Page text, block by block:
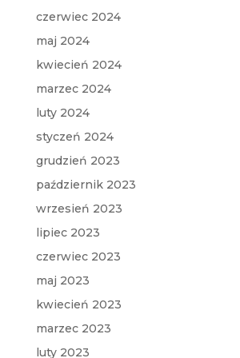
czerwiec 2024
maj 2024
kwiecień 2024
marzec 2024
luty 2024
styczeń 2024
grudzień 2023
październik 2023
wrzesień 2023
lipiec 2023
czerwiec 2023
maj 2023
kwiecień 2023
marzec 2023
luty 2023